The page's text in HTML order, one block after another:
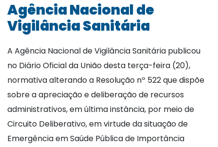
Agência Nacional de
Vigilância Sanitária
A Agência Nacional de Vigilância Sanitária publicou
no Diário Oficial da União desta terça-feira (20),
normativa alterando a Resolução nº 522 que dispõe
sobre a apreciação e deliberação de recursos
administrativos, em última instância, por meio de
Circuito Deliberativo, em virtude da situação de
Emergência em Saúde Pública de Importância